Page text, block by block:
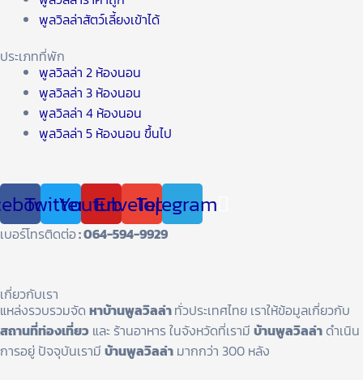
พูลวิลล่าสัตว์เลี้ยงเข้าได้
ประเภทที่พัก
พูลวิลล่า 2 ห้องนอน
พูลวิลล่า 3 ห้องนอน
พูลวิลล่า 4 ห้องนอน
พูลวิลล่า 5 ห้องนอน ขึ้นไป
TwitterYoutubeEnvelopeTelegram
เบอร์โทรติดต่อ: 064-594-9929
เกี่ยวกับเรา
แหล่งรวบรวมจัด หาบ้านพูลวิลล่าทั่วประเทศไทย เราให้ข้อมูลเกี่ยวกับ
สถานที่ท่องเที่ยว และ ร้านอาหาร ในจังหวัดที่เรามี บ้านพูลวิลล่าดำเนิน
การอยู่ ปัจจุบันเรามี บ้านพูลวิลล่า มากกว่า 300 หลัง